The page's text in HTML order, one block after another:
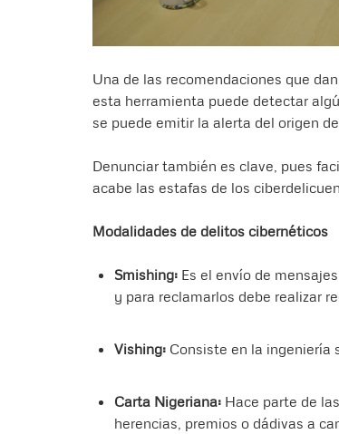
Una de las recomendaciones que
esta herramienta puede detectar
se puede emitir la alerta del origen
Denunciar también es clave, pues
acabe las estafas de los
Modalidades de delitos cibernéticos
Smishing: Es el envío de
y para reclamarlos debe realizar
Vishing: Consiste en la ingeniería
Carta Nigeriana: Hace parte de
herencias, premios o dádivas a